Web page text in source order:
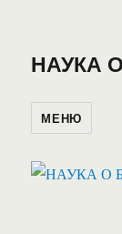
НАУКА
МЕНЮ